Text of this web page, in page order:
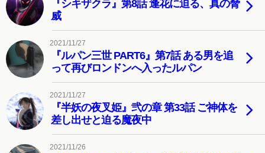
『シキザクラ』第8話 逢花に迫る、真の脅
威
2021/11/27
『ルパン三世 PART6』第7話 ある男を追
って再びロンドンへ入ったルパン
2021/11/27
『半妖の夜叉姫』弐の章 第33話 ご神体を
差し出せと迫る魔夜中
2021/11/26